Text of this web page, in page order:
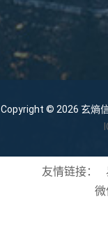
Copyright © 2026 玄熵
友情链接：